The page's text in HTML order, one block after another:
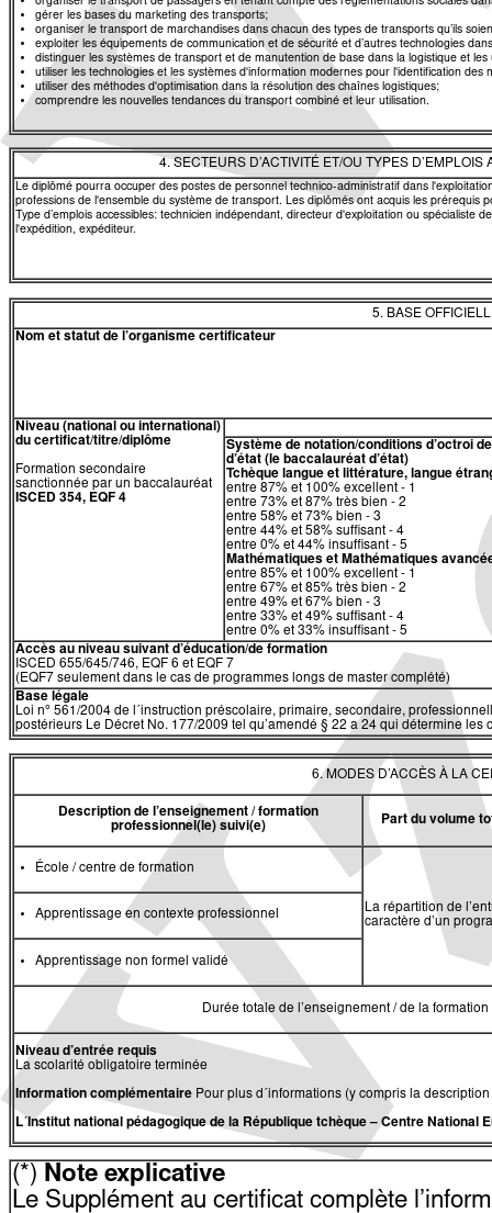
gérer les bases du marketing des transports;
organiser le transport de marchandises dans chacun des types de transports qu’ils
exploiter les équipements de communication et de sécurité et d’autres technologies
distinguer les systèmes de transport et de manutention de base dans la logistique et
utiliser les technologies et les systèmes d'information modernes pour l'identification des
utiliser des méthodes d'optimisation dans la résolution des chaînes logistiques;
comprendre les nouvelles tendances du transport combiné et leur utilisation.
4. SECTEURS D’ACTIVITÉ ET/OU TYPES
Le diplômé pourra occuper des postes de personnel technico-administratif dans
professions de l'ensemble du système de transport. Les diplômés ont acquis les
Type d’emplois accessibles: technicien indépendant, directeur d'exploitation ou
l'expédition, expéditeur.
5. BASE
Nom et statut de l’organisme certificateur
Niveau (national ou international)
du certificat/titre/diplôme
Formation secondaire
sanctionnée par un baccalauréat
ISCED 354, EQF 4
Système de notation/conditions d’octroi
d’état (le baccalauréat d’état)
Tchèque langue et littérature, langue
entre 87% et 100% excellent - 1
entre 73% et 87% très bien - 2
entre 58% et 73% bien - 3
entre 44% et 58% suffisant - 4
entre 0% et 44% insuffisant - 5
Mathématiques et Mathématiques
entre 85% et 100% excellent - 1
entre 67% et 85% très bien - 2
entre 49% et 67% bien - 3
entre 33% et 49% suffisant - 4
entre 0% et 33% insuffisant - 5
Accès au niveau suivant d’éducation/de formation
ISCED 655/645/746, EQF 6 et EQF 7
(EQF7 seulement dans le cas de programmes longs de master complété)
Base légale
​​Loi n° 561/2004 de l´instruction préscolaire, primaire, secondaire,
postérieurs Le Décret No. 177/2009 tel qu’amendé § 22 a 24 qui détermine
6. MODES D’ACCÈS À LA
Description de l’enseignement / formation
professionnel(le) suivi(e)
Part du volume
École / centre de formation
La répartition de
caractère d’un
Apprentissage en contexte professionnel
Apprentissage non formel validé
Durée totale de l’enseignement / de la
Niveau d’entrée requis
La scolarité obligatoire terminée
Information complémentaire Pour plus d´informations (y compris la
L´Institut national pédagogique de la République tchèque– Centre National
(*) Note explicative
Le Supplément au certificat complète